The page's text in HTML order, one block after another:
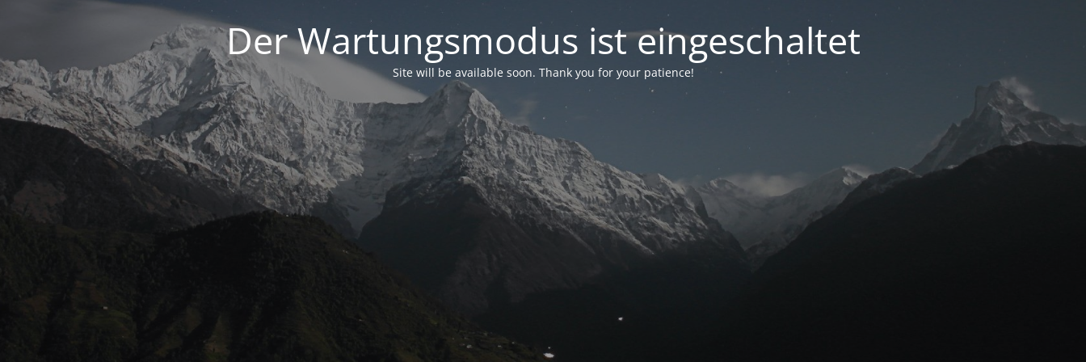
Der Wartungsmodus ist eingeschaltet
Site will be available soon. Thank you for your patience!